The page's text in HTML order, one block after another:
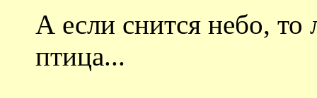
А если снится небо, то
птица...